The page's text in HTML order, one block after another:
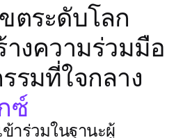
ตระดับโลก
างความร่วมมือ
รมที่ใจกลาง
ซ์
าร่วมในฐานะผู้